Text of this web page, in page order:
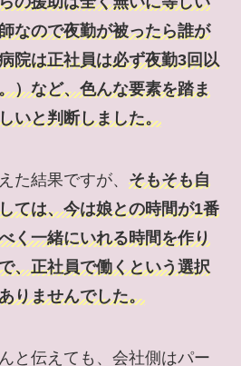
なので夜勤が被ったら誰が
院は正社員は必ず夜勤3回以
）など、色んな要素を踏ま
いと判断しました。
た結果ですが、 そもそも自
ては、今は娘との時間が1番
く一緒にいれる時間を作り
、正社員で働くという選択
りませんでした。
と伝えても、会社側はパー